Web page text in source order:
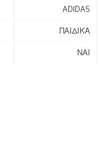
ύφασμα
προστασία
ADIDAS
ΠΑΙΔΙΚΑ
ΝΑΙ